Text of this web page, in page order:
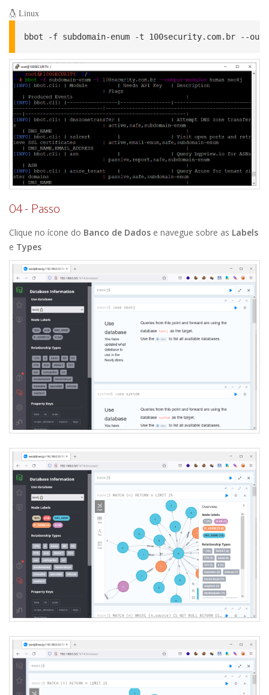
Linux
bbot -f subdomain-enum -t 100security.com.br --
04 - Passo
Clique no ícone do Banco de Dados e navegue sobre as Labels
e Types